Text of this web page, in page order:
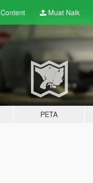
Content Muat Naik
PETA